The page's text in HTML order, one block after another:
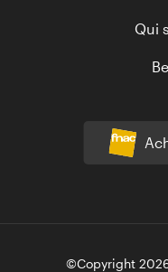
Qui
©Copyright